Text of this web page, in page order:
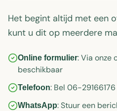
Het begint altijd met een
kunt u dit op meerdere
Online formulier: Via onze
beschikbaar
Telefoon: Bel 06-
WhatsApp: Stuur een